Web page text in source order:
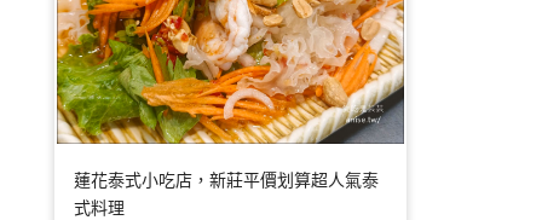
蓮花泰式小吃店，新莊平價划算超人氣泰
式料理